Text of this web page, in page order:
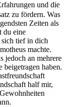
und die
zu fördern. Was
Zeiten als
du eine
sich tief in dich
machte.
jedoch an mehrere
beigetragen haben.
half mir,